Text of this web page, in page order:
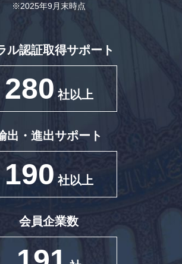
※2025年9月末時点
ル認証取得サポート
280 社以上
出・進出サポート
190 社以上
会員企業数